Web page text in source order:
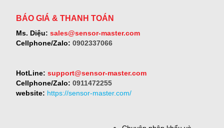
BÁO GIÁ & THANH TOÁN
Ms. Diệu: sales@sensor-master.com
Cellphone/Zalo: 0902337066
HotLine: support@sensor-master.com
Cellphone/Zalo: 0911472255
website: https://sensor-master.com/